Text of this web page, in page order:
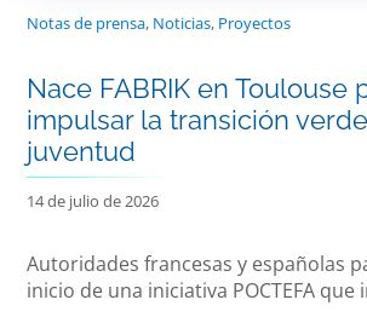
Notas de prensa, Noticias, Proyectos
Nace FABRIK en Toulouse
impulsar la transición
juventud
14 de julio de 2026
Autoridades francesas y españolas
inicio de una iniciativa POCTEFA que